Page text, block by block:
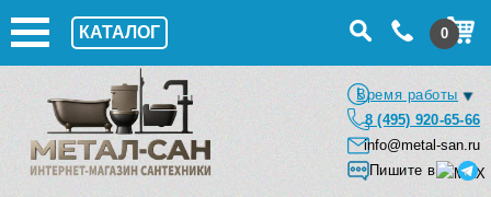
КАТАЛОГ 0
Время работы
8 (495) 920-65-66
info@metal-san.ru
Пишите в